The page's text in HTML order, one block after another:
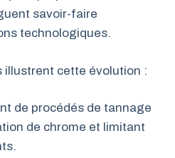
savoir-faire
technologiques.
illustrent cette évolution :
de procédés de tannage
de chrome et limitant